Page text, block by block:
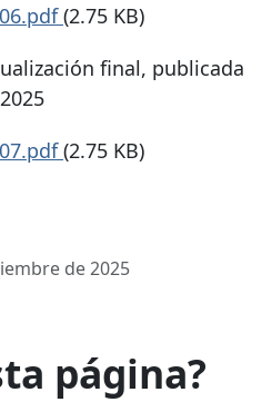
(2.75 KB)
final, publicada
(2.75 KB)
de 2025
página?